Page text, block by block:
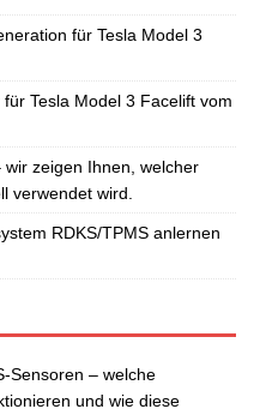
für Tesla Model 3
Tesla Model 3 Facelift vom
zeigen Ihnen, welcher
verwendet wird.
RDKS/TPMS anlernen
Sensoren – welche
und wie diese